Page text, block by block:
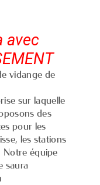
avec
vidange de
sur laquelle
des
pour les
les stations
Notre équipe
saura